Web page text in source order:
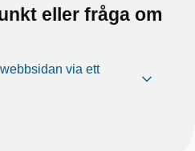
eller fråga om
via ett